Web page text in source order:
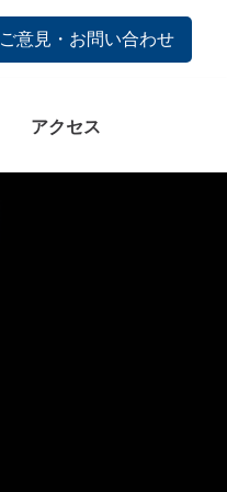
ご意見・お問い合わせ
アクセス